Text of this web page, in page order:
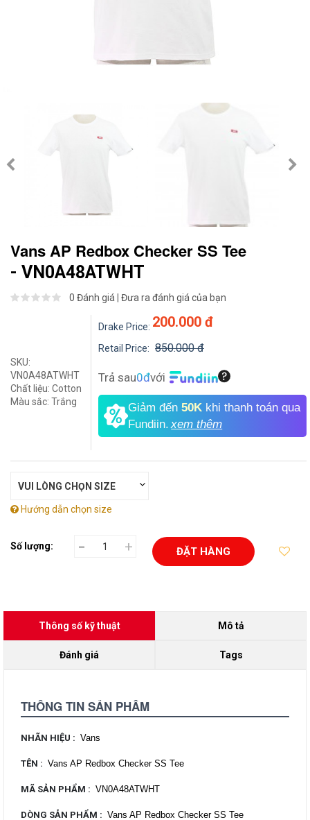
Vans AP Redbox Checker SS Tee
- VN0A48ATWHT
0 Đánh giá Đưa ra đánh giá của bạn
SKU:
VN0A48ATWHT
Chất liệu: Cotton
Màu sắc: Trắng
Drake Price: 200.000 đ
Retail Price: 850.000 đ
Trả sau0đvới
Giảm đến 50K khi thanh toán qua
Fundiin. xem thêm
Hướng dẫn chọn size
Số lượng: - + ĐẶT HÀNG
Thông số kỹ thuật Mô tả
Đánh giá Tags
THÔNG TIN SẢN PHẨM
NHÃN HIỆU : Vans
TÊN : Vans AP Redbox Checker SS Tee
MÃ SẢN PHẨM : VN0A48ATWHT
DÒNG SẢN PHẨM : Vans AP Redbox Checker SS Tee